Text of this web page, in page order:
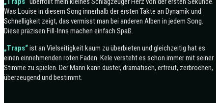
Was Louise in diesem Song innerhalb der ersten Takte an Dynamik und
Schnelligkeit zeigt, das vermisst man bei anderen Alben in jedem Song.
Diese präzisen Fill-Inns machen einfach Spaß.
„Traps“ist an Vielseitigkeit kaum zu überbieten und gleichzeitig hat es
einen einnehmenden roten Faden. Kele versteht es schon immer mit seiner
Stimme zu spielen. Der Mann kann düster, dramatisch, erfreut, zerbrochen,
überzeugend und bestimmt.